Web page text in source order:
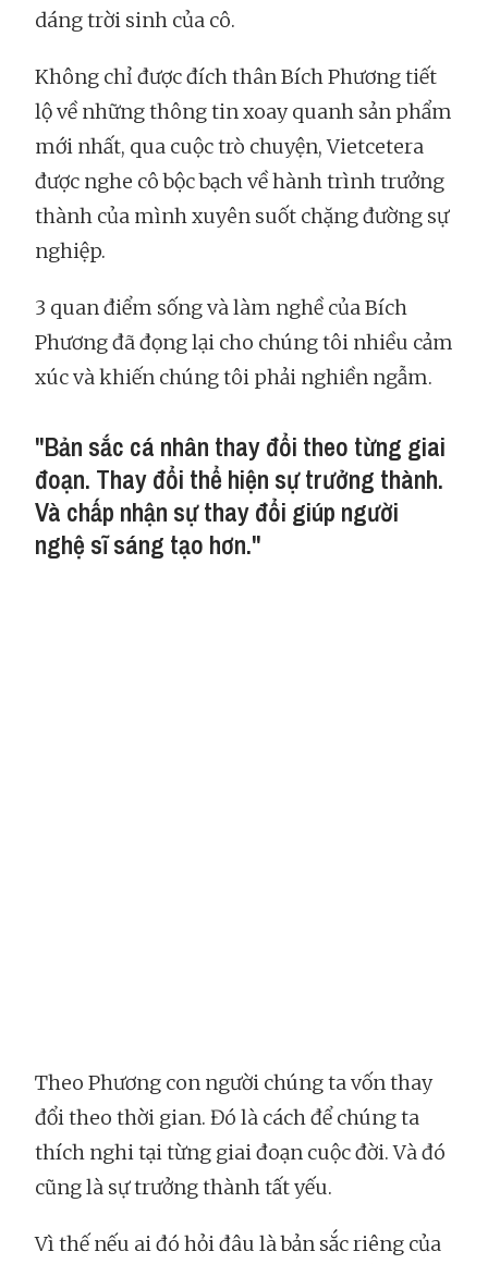
dáng trời sinh của cô.
Không chỉ được đích thân Bích Phương tiết
lộ về những thông tin xoay quanh sản phẩm
mới nhất, qua cuộc trò chuyện, Vietcetera
được nghe cô bộc bạch về hành trình trưởng
thành của mình xuyên suốt chặng đường sự
nghiệp.
3 quan điểm sống và làm nghề của Bích
Phương đã đọng lại cho chúng tôi nhiều cảm
xúc và khiến chúng tôi phải nghiền ngẫm.
"Bản sắc cá nhân thay đổi theo từng giai
đoạn. Thay đổi thể hiện sự trưởng thành.
Và chấp nhận sự thay đổi giúp người
nghệ sĩ sáng tạo hơn."
Theo Phương con người chúng ta vốn thay
đổi theo thời gian. Đó là cách để chúng ta
thích nghi tại từng giai đoạn cuộc đời. Và đó
cũng là sự trưởng thành tất yếu.
Vì thế nếu ai đó hỏi đâu là bản sắc riêng của